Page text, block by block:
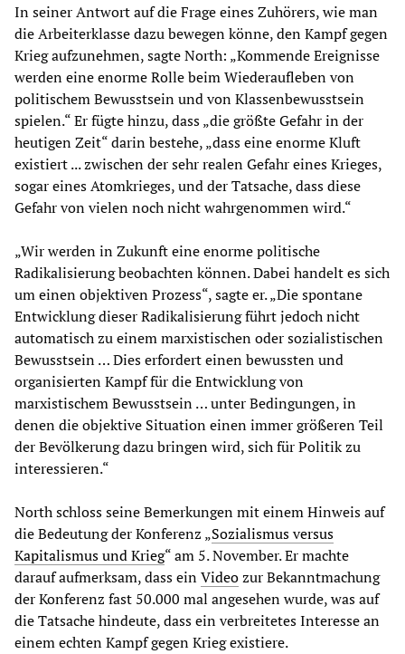
In seiner Antwort auf die Frage eines Zuhörers, wie man
die Arbeiterklasse dazu bewegen könne, den Kampf gegen
Krieg aufzunehmen, sagte North: „Kommende Ereignisse
werden eine enorme Rolle beim Wiederaufleben von
politischem Bewusstsein und von Klassenbewusstsein
spielen.“ Er fügte hinzu, dass „die größte Gefahr in der
heutigen Zeit“ darin bestehe, „dass eine enorme Kluft
existiert ... zwischen der sehr realen Gefahr eines Krieges,
sogar eines Atomkrieges, und der Tatsache, dass diese
Gefahr von vielen noch nicht wahrgenommen wird.“
„Wir werden in Zukunft eine enorme politische
Radikalisierung beobachten können. Dabei handelt es sich
um einen objektiven Prozess“, sagte er. „Die spontane
Entwicklung dieser Radikalisierung führt jedoch nicht
automatisch zu einem marxistischen oder sozialistischen
Bewusstsein … Dies erfordert einen bewussten und
organisierten Kampf für die Entwicklung von
marxistischem Bewusstsein … unter Bedingungen, in
denen die objektive Situation einen immer größeren Teil
der Bevölkerung dazu bringen wird, sich für Politik zu
interessieren.“
North schloss seine Bemerkungen mit einem Hinweis auf
die Bedeutung der Konferenz „Sozialismus versus
Kapitalismus und Krieg“ am 5. November. Er machte
darauf aufmerksam, dass einVideozur Bekanntmachung
der Konferenz fast 50.000 mal angesehen wurde, was auf
die Tatsache hindeute, dass ein verbreitetes Interesse an
einem echten Kampf gegen Krieg existiere.